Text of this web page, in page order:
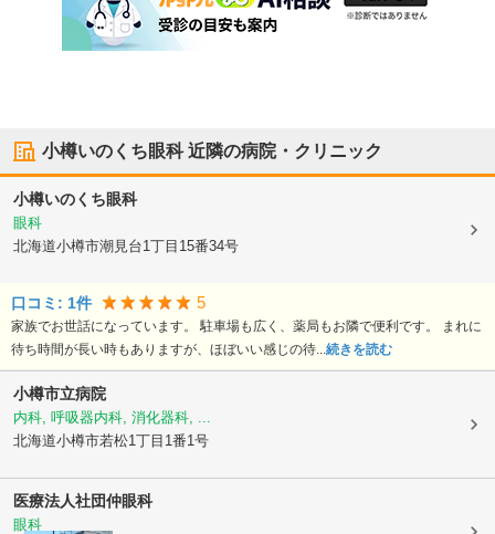
小樽いのくち眼科近隣の病院・クリニック
小樽いのくち眼科
眼科
北海道小樽市潮見台1丁目15番34号
口コミ: 1件 5
家族でお世話になっています。 駐車場も広く、薬局もお隣で便利です。 まれに
待ち時間が長い時もありますが、ほぼいい感じの待... 続きを読む
小樽市立病院
内科, 呼吸器内科, 消化器科, ...
北海道小樽市若松1丁目1番1号
医療法人社団仲眼科
眼科